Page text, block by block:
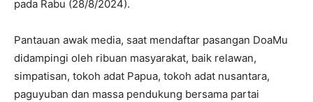
pada Rabu (28/8/2024).
Pantauan awak media, saat mendaftar pasangan DoaMu
didampingi oleh ribuan masyarakat, baik relawan,
simpatisan, tokoh adat Papua, tokoh adat nusantara,
paguyuban dan massa pendukung bersama partai